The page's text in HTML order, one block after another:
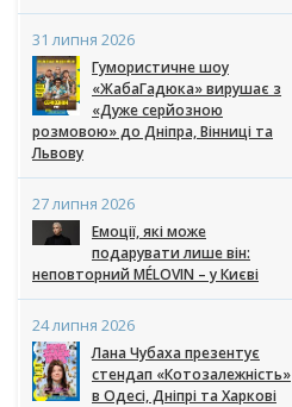
31 липня 2026
Гумористичне шоу
«ЖабаГадюка» вирушає з
«Дуже серйозною
розмовою» до Дніпра, Вінниці та
Львову
27 липня 2026
Емоції, які може
подарувати лише він:
неповторний MÉLOVIN – у Києві
24 липня 2026
Лана Чубаха презентує
стендап «Котозалежність»
в Одесі, Дніпрі та Харкові